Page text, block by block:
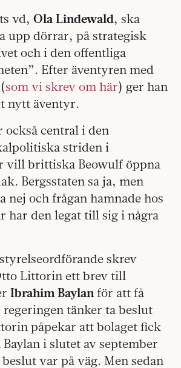
vd, Ola Lindewald, ska
upp dörrar, på strategisk
och i den offentliga
Efter äventyren med
som vi skrev om här) ger han
nytt äventyr.
central i den
striden i
vill brittiska Beowulf öppna
Bergsstaten sa ja, men
nej och frågan hamnade hos
har den legat till sig i några
skrev
Littorin ett brev till
Ibrahim Baylan för att få
tänker ta beslut
påpekar att bolaget fick
i slutet av september
var på väg. Men sedan